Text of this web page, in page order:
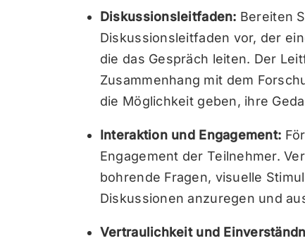
Diskussionsleitfaden: Bereiten
Diskussionsleitfaden vor, der
die das Gespräch leiten. Der
Zusammenhang mit dem
die Möglichkeit geben, ihre
Interaktion und Engagement:
Engagement der Teilnehmer.
bohrende Fragen, visuelle
Diskussionen anzuregen und
Vertraulichkeit und